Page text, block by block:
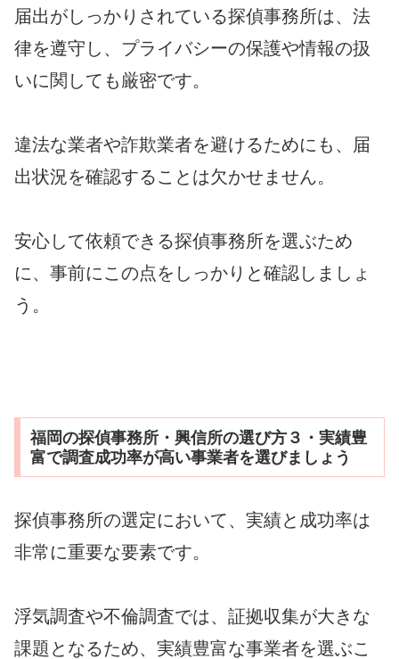
届出がしっかりされている探偵事務所は、法
律を遵守し、プライバシーの保護や情報の扱
いに関しても厳密です。
違法な業者や詐欺業者を避けるためにも、届
出状況を確認することは欠かせません。
安心して依頼できる探偵事務所を選ぶため
に、事前にこの点をしっかりと確認しましょ
う。
福岡の探偵事務所・興信所の選び方３・実績豊
富で調査成功率が高い事業者を選びましょう
探偵事務所の選定において、実績と成功率は
非常に重要な要素です。
浮気調査や不倫調査では、証拠収集が大きな
課題となるため、実績豊富な事業者を選ぶこ